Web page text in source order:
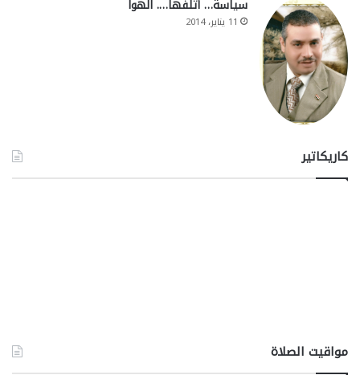
سياسة… أتلفها…. الهوا
11 يناير، 2014
كاريكاتير
مواقيت الصلاة